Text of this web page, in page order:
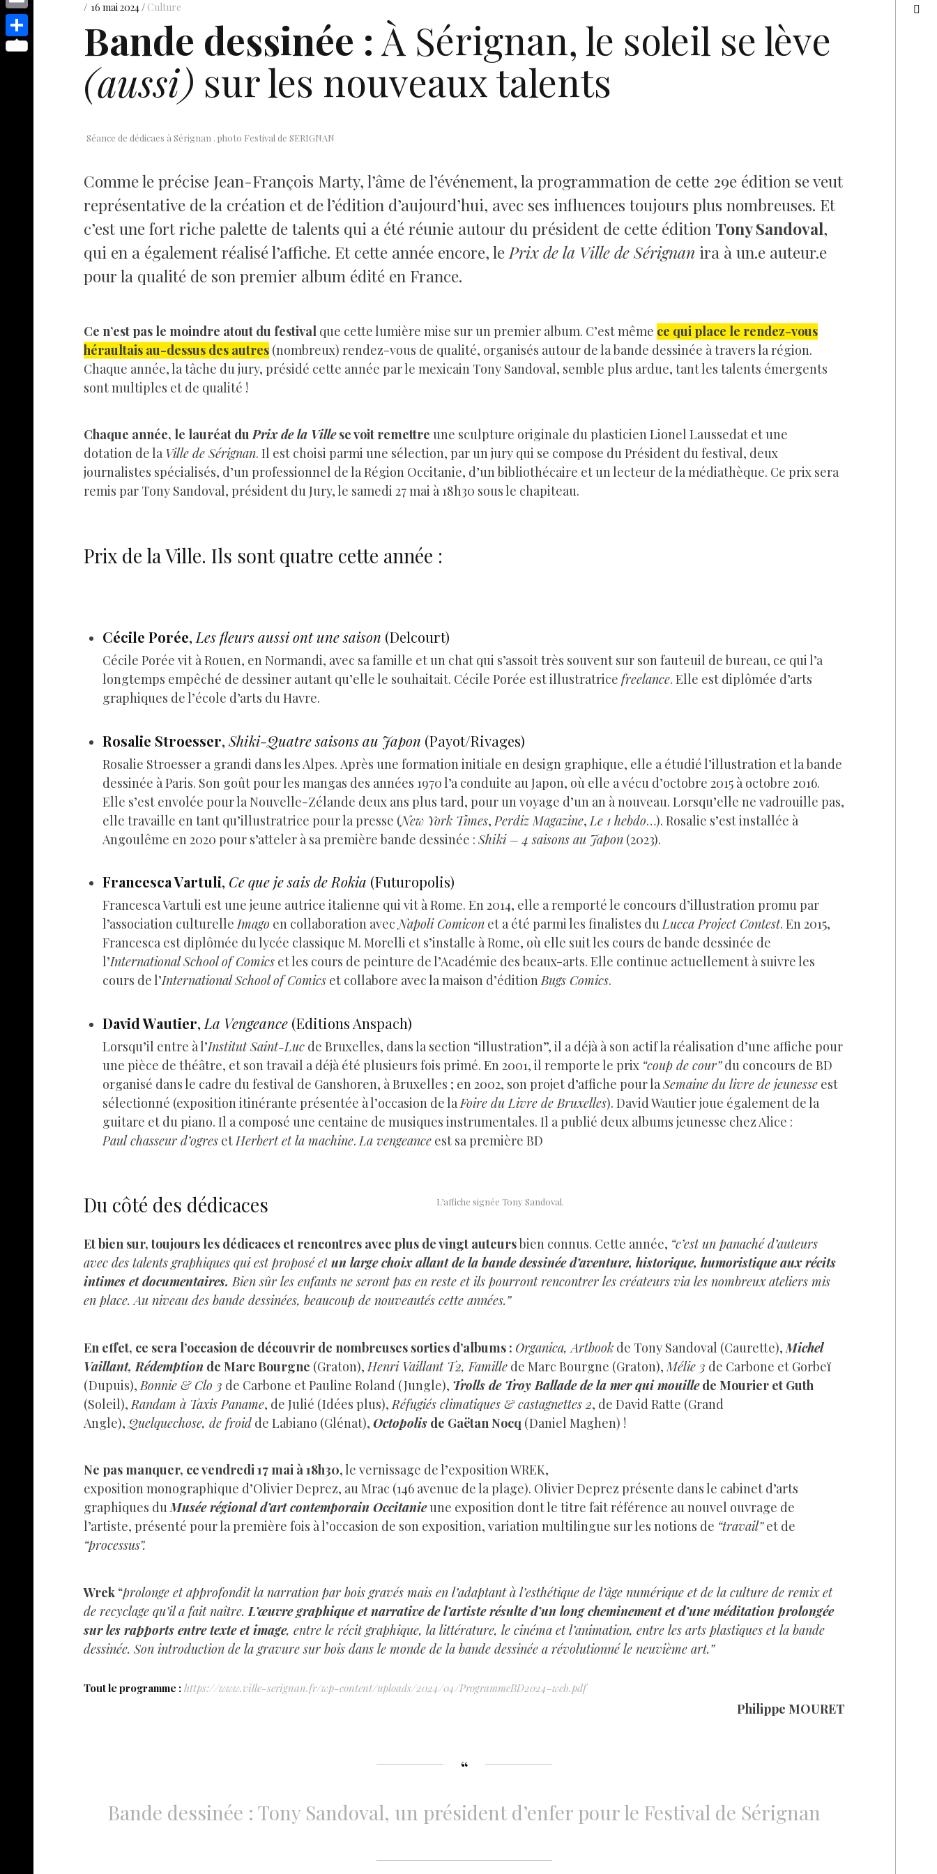
16 mai 2024 Culture
Bande dessinée :À Sérignan, le soleil se lève
(aussi) sur les nouveaux talents
Séance de dédicaes à Sérignan . photo Festival de SERIGNAN
Comme le précise Jean-François Marty, l’âme de l’événement, la programmation de cette 29e édition se veut
représentative de la création et de l’édition d’aujourd’hui, avec ses influences toujours plus nombreuses. Et
c’est une fort riche palette de talents qui a été réunie autour du président de cette édition Tony Sandoval,
qui en a également réalisé l’affiche. Et cette année encore, le Prix de la Ville de Sérignan ira à un.e auteur.e
pour la qualité de son premier album édité en France.
Ce n’est pas le moindre atout du festival que cette lumière mise sur un premier album. C’est même ce qui place le rendez-vous
héraultais au-dessus des autres (nombreux) rendez-vous de qualité, organisés autour de la bande dessinée à travers la région.
Chaque année, la tâche du jury, présidé cette année par le mexicain Tony Sandoval, semble plus ardue, tant les talents émergents
sont multiples et de qualité !
Chaque année, le lauréat duPrix de la Villese voit remettre une sculpture originale du plasticien Lionel Laussedat et une
dotation de la Ville de Sérignan. Il est choisi parmi une sélection, par un jury qui se compose du Président du festival, deux
journalistes spécialisés, d’un professionnel de la Région Occitanie, d’un bibliothécaire et un lecteur de la médiathèque. Ce prix sera
remis par Tony Sandoval, président du Jury, le samedi 27 mai à 18h30 sous le chapiteau.
Prix de la Ville. Ils sont quatre cette année :
Cécile Porée, Les fleurs aussi ont une saison (Delcourt)
Cécile Porée vit à Rouen, en Normandi, avec sa famille et un chat qui s’assoit très souvent sur son fauteuil de bureau, ce qui l’a
longtemps empêché de dessiner autant qu’elle le souhaitait. Cécile Porée est illustratrice freelance. Elle est diplômée d’arts
graphiques de l’école d’arts du Havre.
Rosalie Stroesser, Shiki-Quatre saisons au Japon (Payot/Rivages)
Rosalie Stroesser a grandi dans les Alpes. Après une formation initiale en design graphique, elle a étudié l’illustration et la bande
dessinée à Paris. Son goût pour les mangas des années 1970 l’a conduite au Japon, où elle a vécu d’octobre 2015 à octobre 2016.
Elle s’est envolée pour la Nouvelle-Zélande deux ans plus tard, pour un voyage d’un an à nouveau. Lorsqu’elle ne vadrouille pas,
elle travaille en tant qu’illustratrice pour la presse (New York Times,Perdiz Magazine,Le 1 hebdo…). Rosalie s’est installée à
Angoulême en 2020 pour s’atteler à sa première bande dessinée :Shiki – 4 saisons au Japon (2023).
Francesca Vartuli, Ce que je sais de Rokia (Futuropolis)
Francesca Vartuli est une jeune autrice italienne qui vit à Rome. En 2014, elle a remporté le concours d’illustration promu par
l’association culturelleImago en collaboration avecNapoli Comicon et a été parmi les finalistes duLucca Project Contest. En 2015,
Francesca est diplômée du lycée classique M. Morelli et s’installe à Rome, où elle suit les cours de bande dessinée de
l’International School of Comics et les cours de peinture de l’Académie des beaux-arts. Elle continue actuellement à suivre les
cours de l’International School of Comics et collabore avec la maison d’éditionBugs Comics.
David Wautier, La Vengeance (Editions Anspach)
Lorsqu’il entre à l’Institut Saint-Luc de Bruxelles, dans la section “illustration”, il a déjà à son actif la réalisation d’une affiche pour
une pièce de théâtre, et son travail a déjà été plusieurs fois primé. En 2001, il remporte le prix “coup de cour”du concours de BD
organisé dans le cadre du festival de Ganshoren, à Bruxelles ; en 2002, son projet d’affiche pour laSemaine du livre de jeunesse est
sélectionné (exposition itinérante présentée à l’occasion de laFoire du Livre de Bruxelles). David Wautier joue également de la
guitare et du piano. Il a composé une centaine de musiques instrumentales. Il a publié deux albums jeunesse chez Alice :
Paul chasseur d’ogres etHerbert et la machine.La vengeance est sa première BD
L’affiche signée Tony Sandoval.
Du côté des dédicaces
Et bien sur, toujours les dédicaces et rencontres avec plus de vingt auteursbien connus. Cette année, “c’est un panaché d’auteurs
avec des talents graphiques qui est proposé etun large choix allant de la bande dessinée d’aventure, historique, humoristique aux récits
intimes et documentaires. Bien sûr les enfants ne seront pas en reste et ils pourront rencontrer les créateurs via les nombreux ateliers mis
en place. Au niveau des bande dessinées, beaucoup de nouveautés cette années.”
En effet, ce sera l’occasion de découvrir de nombreuses sorties d’albums : Organica, Artbook de Tony Sandoval (Caurette),Michel
Vaillant, Rédemption de Marc Bourgne (Graton),Henri Vaillant T2, Famille de Marc Bourgne (Graton),Mélie 3 de Carbone et Gorbeï
(Dupuis),Bonnie & Clo 3 de Carbone et Pauline Roland (Jungle), Trolls de Troy Ballade de la mer qui mouillede Mourier et Guth
(Soleil),Randam à Taxis Paname, de Julié (Idées plus),Réfugiés climatiques & castagnettes 2, de David Ratte (Grand
Angle),Quelquechose, de froid de Labiano (Glénat), Octopolis de Gaëtan Nocq (Daniel Maghen) !
Ne pas manquer, ce vendredi 17 mai à 18h30, le vernissage de l’exposition WREK,
exposition monographique d’Olivier Deprez, au Mrac (146 avenue de la plage). Olivier Deprez présente dans le cabinet d’arts
graphiques duMusée régional d’art contemporain Occitanieune exposition dont le titre fait référence au nouvel ouvrage de
l’artiste, présenté pour la première fois à l’occasion de son exposition, variation multilingue sur les notions de “travail”et de
“processus”.
Wrek “prolonge et approfondit la narration par bois gravés mais en l’adaptant à l’esthétique de l’âge numérique et de la culture de remix et
de recyclage qu’il a fait naître.L’œuvre graphique et narrative de l’artiste résulte d’un long cheminement et d’une méditation prolongée
sur les rapports entre texte et image, entre le récit graphique, la littérature, le cinéma et l’animation, entre les arts plastiques et la bande
dessinée. Son introduction de la gravure sur bois dans le monde de la bande dessinée a révolutionné le neuvième art.”
Tout le programme : https://www.ville-serignan.fr/wp-content/uploads/2024/04/ProgrammeBD2024-web.pdf
Philippe MOURET
Bande dessinée : Tony Sandoval, un président d’enfer pour le Festival de Sérignan
p
e
s
d
I
e
n
y
p
e
o
p
E
m
S